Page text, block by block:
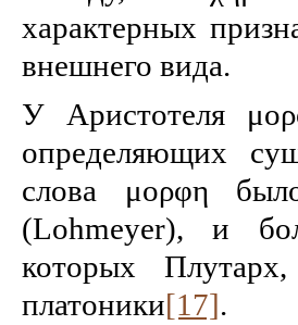
характерных
внешнего вида.
У Аристотеля
определяющих
слова μορφη
(Lohmeyer), и
которых
платоники[17].